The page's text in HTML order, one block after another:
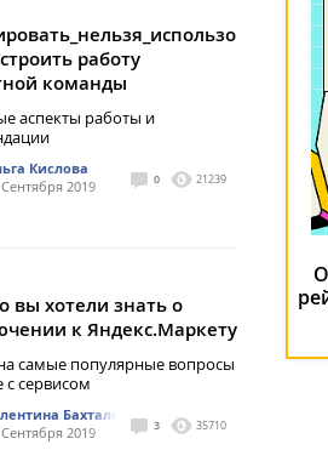
работу
команды
аспекты работы и
Кислова
2019
0 21239
вы хотели знать о
к Яндекс.Маркету
самые популярные вопросы
с сервисом
Бахталовская
2019
3 35710